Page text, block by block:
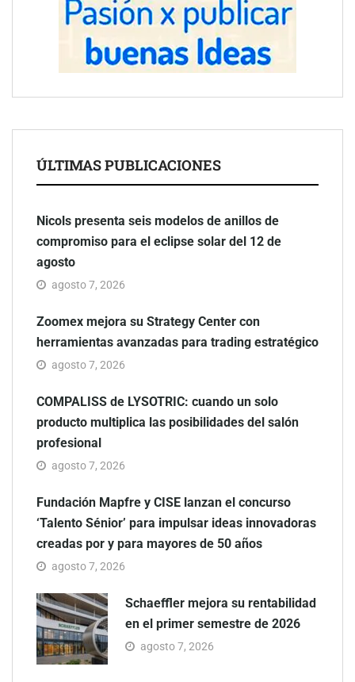
ÚLTIMAS PUBLICACIONES
Nicols presenta seis modelos de anillos de
compromiso para el eclipse solar del 12 de
agosto
agosto 7, 2026
Zoomex mejora su Strategy Center con
herramientas avanzadas para trading estratégico
agosto 7, 2026
COMPALISS de LYSOTRIC: cuando un solo
producto multiplica las posibilidades del salón
profesional
agosto 7, 2026
Fundación Mapfre y CISE lanzan el concurso
‘Talento Sénior’ para impulsar ideas innovadoras
creadas por y para mayores de 50 años
agosto 7, 2026
Schaeffler mejora su rentabilidad
en el primer semestre de 2026
agosto 7, 2026